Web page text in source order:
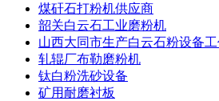
煤矸石打粉机供应商
韶关白云石工业磨粉机
山西大同市生产白云石粉设备
轧辊厂布勒磨粉机
钛白粉洗砂设备
矿用耐磨衬板